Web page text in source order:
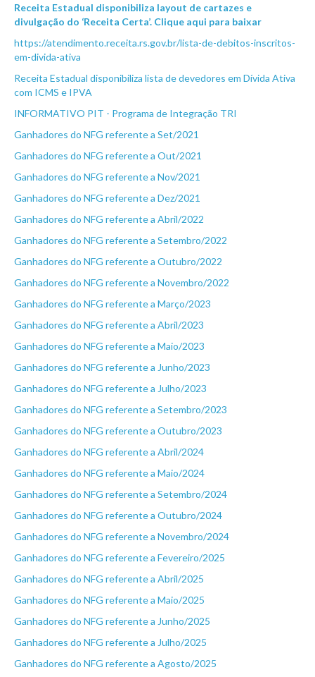
Receita Estadual disponibiliza layout de cartazes e
divulgação do ‘Receita Certa’. Clique aqui para baixar
https://atendimento.receita.rs.gov.br/lista-de-debitos-inscritos-
em-divida-ativa
Receita Estadual disponibiliza lista de devedores em Dívida Ativa
com ICMS e IPVA
INFORMATIVO PIT - Programa de Integração TRI
Ganhadores do NFG referente a Set/2021
Ganhadores do NFG referente a Out/2021
Ganhadores do NFG referente a Nov/2021
Ganhadores do NFG referente a Dez/2021
Ganhadores do NFG referente a Abril/2022
Ganhadores do NFG referente a Setembro/2022
Ganhadores do NFG referente a Outubro/2022
Ganhadores do NFG referente a Novembro/2022
Ganhadores do NFG referente a Março/2023
Ganhadores do NFG referente a Abril/2023
Ganhadores do NFG referente a Maio/2023
Ganhadores do NFG referente a Junho/2023
Ganhadores do NFG referente a Julho/2023
Ganhadores do NFG referente a Setembro/2023
Ganhadores do NFG referente a Outubro/2023
Ganhadores do NFG referente a Abril/2024
Ganhadores do NFG referente a Maio/2024
Ganhadores do NFG referente a Setembro/2024
Ganhadores do NFG referente a Outubro/2024
Ganhadores do NFG referente a Novembro/2024
Ganhadores do NFG referente a Fevereiro/2025
Ganhadores do NFG referente a Abril/2025
Ganhadores do NFG referente a Maio/2025
Ganhadores do NFG referente a Junho/2025
Ganhadores do NFG referente a Julho/2025
Ganhadores do NFG referente a Agosto/2025